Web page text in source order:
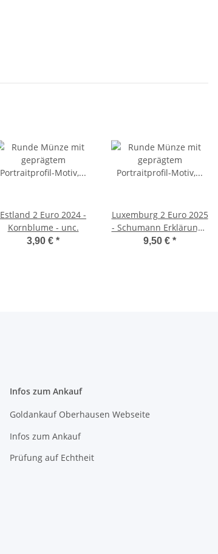
Estland 2 Euro 2024 -
Kornblume - unc.
3,90 € *
Luxemburg 2 Euro 2025
- Schumann Erklärung -
unc.
9,50 € *
Infos zum Ankauf
Goldankauf Oberhausen Webseite
Infos zum Ankauf
Prüfung auf Echtheit